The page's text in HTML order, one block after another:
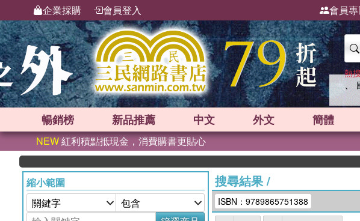
企業採購 會員登入 會員
熱
、
暢銷榜 新品推薦 中文 外文 簡體
NEW紅利積點抵現金，消費購書更貼心
縮小範圍
搜尋結果/
ISBN：9789865751388